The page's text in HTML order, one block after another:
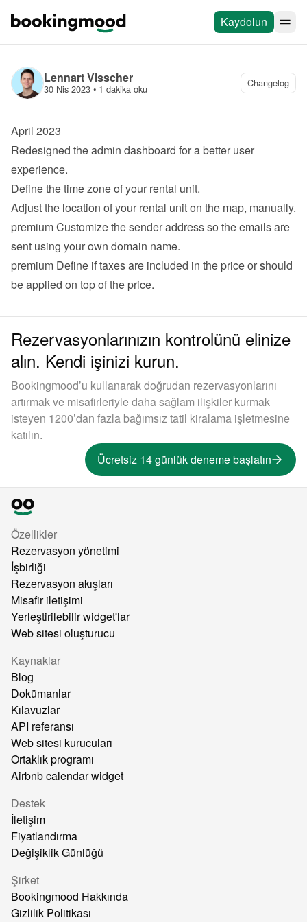
Kaydolun
Lennart Visscher
30 Nis 2023 • 1 dakika oku Changelog
April 2023
Redesigned the admin dashboard for a better user
experience.
Define the time zone of your rental unit.
Adjust the location of your rental unit on the map, manually.
premium Customize the sender address so the emails are
sent using your own domain name.
premium Define if taxes are included in the price or should
be applied on top of the price.
Rezervasyonlarınızın kontrolünü elinize
alın. Kendi işinizi kurun.
Bookingmood’u kullanarak doğrudan rezervasyonlarını
artırmak ve misafirleriyle daha sağlam ilişkiler kurmak
isteyen 1200’dan fazla bağımsız tatil kiralama işletmesine
katılın.
Ücretsiz 14 günlük deneme başlatın
Özellikler
Rezervasyon yönetimi
İşbirliği
Rezervasyon akışları
Misafir iletişimi
Yerleştirilebilir widget'lar
Web sitesi oluşturucu
Kaynaklar
Blog
Dokümanlar
Kılavuzlar
API referansı
Web sitesi kurucuları
Ortaklık programı
Airbnb calendar widget
Destek
İletişim
Fiyatlandırma
Değişiklik Günlüğü
Şirket
Bookingmood Hakkında
Gizlilik Politikası